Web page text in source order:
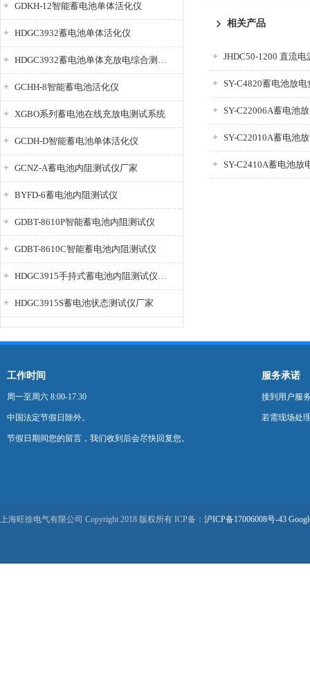
GDKH-12智能蓄电池单体活化仪
HDGC3932蓄电池单体活化仪
HDGC3932蓄电池单体充放电综合测试仪
GCHH-8智能蓄电池活化仪
XGBO系列蓄电池在线充放电测试系统
GCDH-D智能蓄电池单体活化仪
GCNZ-A蓄电池内阻测试仪厂家
BYFD-6蓄电池内阻测试仪
GDBT-8610P智能蓄电池内阻测试仪
GDBT-8610C智能蓄电池内阻测试仪
HDGC3915手持式蓄电池内阻测试仪厂家
HDGC3915S蓄电池状态测试仪厂家
相关产品
JHDC50-1200 直流电
SY-C4820蓄电池放电
SY-C22006A蓄电池
SY-C22010A蓄电池
SY-C2410A蓄电池放
工作时间
周一至周六 8:00-17:30
中国法定节假日除外。
节假日期间您的留言，我们收到后会尽快回复您。
服务承诺
接到用户服
若需现场处
上海旺徐电气有限公司 Copyright 2018 版权所有 ICP备： 沪ICP备17006008号-43